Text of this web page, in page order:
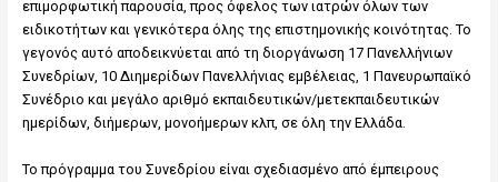
επιμορφωτική παρουσία, προς όφελος των ιατρών όλων των
ειδικοτήτων και γενικότερα όλης της επιστημονικής κοινότητας. Το
γεγονός αυτό αποδεικνύεται από τη διοργάνωση 17 Πανελλήνιων
Συνεδρίων, 10 Διημερίδων Πανελλήνιας εμβέλειας, 1 Πανευρωπαϊκό
Συνέδριο και μεγάλο αριθμό εκπαιδευτικών/μετεκπαιδευτικών
ημερίδων, διήμερων, μονοήμερων κλπ, σε όλη την Ελλάδα.
Το πρόγραμμα του Συνεδρίου είναι σχεδιασμένο από έμπειρους